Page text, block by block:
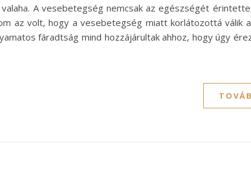
A vesebetegség nemcsak az egészségét
az volt, hogy a vesebetegség miatt korlátozottá válik
fáradtság mind hozzájárultak ahhoz, hogy úgy